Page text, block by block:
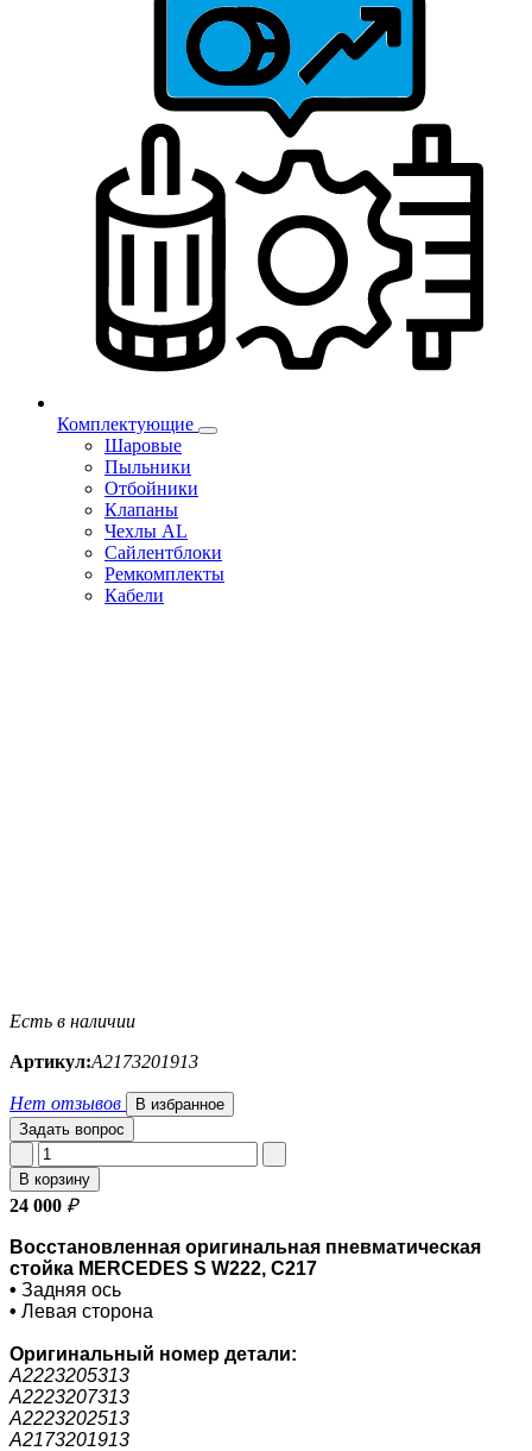
Комплектующие
Шаровые
Пыльники
Отбойники
Клапаны
Чехлы AL
Сайлентблоки
Ремкомплекты
Кабели
Есть в наличии
Артикул:A2173201913
Нет отзывов
В избранное
Задать вопрос
В корзину
24 000 ₽
Восстановленная оригинальная пневматическая
стойка MERCEDES S W222, C217
• Задняя ось
• Левая сторона
Оригинальный номер детали:
A2223205313
A2223207313
A2223202513
A2173201913